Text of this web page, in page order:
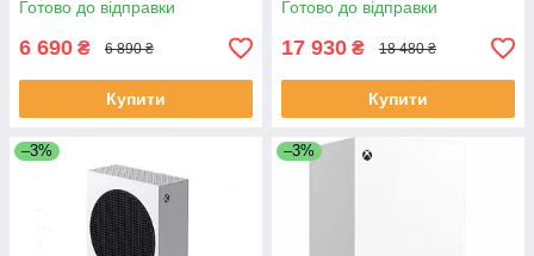
Готово до відправки
6 690 ₴ 6 890 ₴
Купити
Готово до відправки
17 930 ₴ 18 480 ₴
Купити
–3% –3%